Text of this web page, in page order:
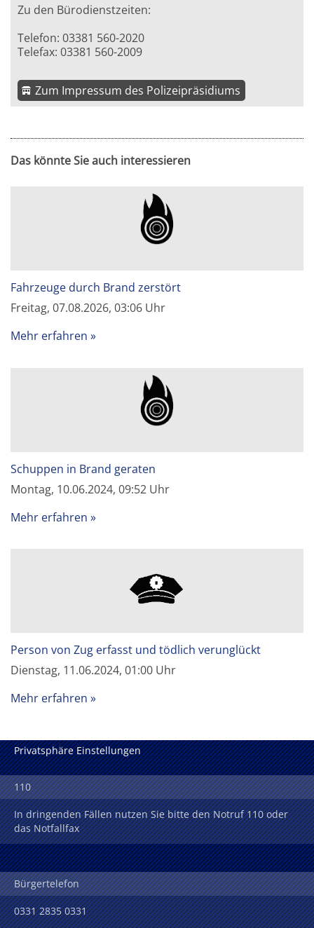
Zu den Bürodienstzeiten:
Telefon: 03381 560-2020
Telefax: 03381 560-2009
Zum Impressum des Polizeipräsidiums
Das könnte Sie auch interessieren
Fahrzeuge durch Brand zerstört
Freitag, 07.08.2026, 03:06 Uhr
Mehr erfahren
Schuppen in Brand geraten
Montag, 10.06.2024, 09:52 Uhr
Mehr erfahren
Person von Zug erfasst und tödlich verunglückt
Dienstag, 11.06.2024, 01:00 Uhr
Mehr erfahren
Privatsphäre Einstellungen
110
In dringenden Fällen nutzen Sie bitte den Notruf 110 oder
das Notfallfax
Bürgertelefon
0331 2835 0331